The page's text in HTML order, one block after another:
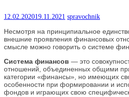
12.02.202019.11.2021 spravochnik
Несмотря на принципиальное
внешние проявления финансовых
смысле можно говорить о системе
Система финансов — это
отношений, объединенных общими
категории «финансы», но имеющих
особенности при формировании и
фондов и играющих свою